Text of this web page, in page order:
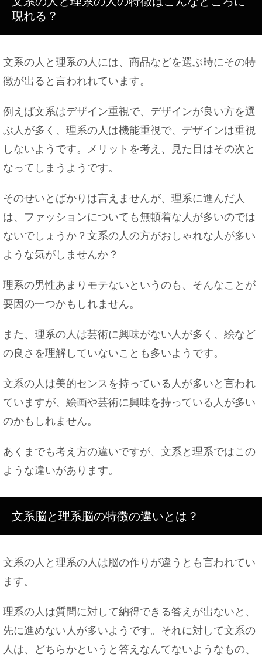
ベランダのドアやサッシが重くて開かない時の対処
鏡と写真が実物と違う…。本当の自分はどっちなの
かについて
会社を辞める場合は何ヶ月前？会社規定で決められ
大学の先輩とご飯に行ったときのお会計作法やご飯
に誘う方法
猫と人間の赤ちゃんが一緒に暮らす時に注意したい
こと
高校の女子マネージャーはモテる！？部活で輝く女
迷惑電話やしつこい勧誘。もういい加減にして！迷
惑電話撃退法
現れる？
文系の人と理系の人には、商品などを選ぶ時にその特
徴が出ると言われれています。
例えば文系はデザイン重視で、デザインが良い方を選
ぶ人が多く、理系の人は機能重視で、デザインは重視
しないようです。メリットを考え、見た目はその次と
なってしまうようです。
そのせいとばかりは言えませんが、理系に進んだ人
は、ファッションについても無頓着な人が多いのでは
ないでしょうか？文系の人の方がおしゃれな人が多い
ような気がしませんか？
理系の男性あまりモテないというのも、そんなことが
要因の一つかもしれません。
また、理系の人は芸術に興味がない人が多く、絵など
の良さを理解していないことも多いようです。
文系の人は美的センスを持っている人が多いと言われ
ていますが、絵画や芸術に興味を持っている人が多い
のかもしれません。
あくまでも考え方の違いですが、文系と理系ではこの
ような違いがあります。
文系脳と理系脳の特徴の違いとは？
文系の人と理系の人は脳の作りが違うとも言われてい
ます。
理系の人は質問に対して納得できる答えが出ないと、
先に進めない人が多いようです。それに対して文系の
人は、どちらかというと答えなんてないようなもの、